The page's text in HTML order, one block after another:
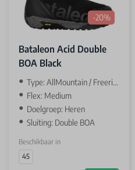
-20%
Bataleon Acid Double
BOA Black
Type: AllMountain / Freeride
Flex: Medium
Doelgroep: Heren
Sluiting: Double BOA
Beschikbaar in
45